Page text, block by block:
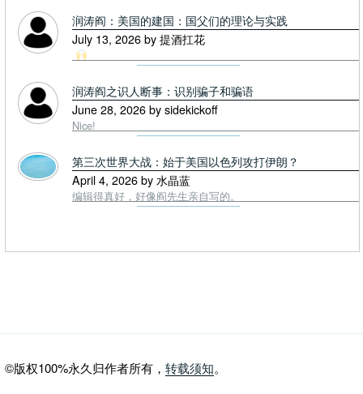
润涛阎：美国的建国：国父们的理论与实践
July 13, 2026 by 提酒扛花
润涛阎之识人断事：识别骗子和骗语
June 28, 2026 by sidekickoff
Nice!
第三次世界大战：始于美国以色列攻打伊朗？
April 4, 2026 by 水晶蓝
编辑得真好，好像阎先生亲自写的。
©版权100%永久归作者所有， 转载须知。